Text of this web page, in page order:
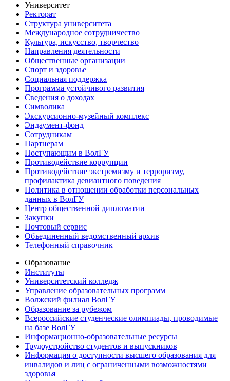
Университет
Ректорат
Структура университета
Международное сотрудничество
Культура, искусство, творчество
Направления деятельности
Общественные организации
Спорт и здоровье
Социальная поддержка
Программа устойчивого развития
Сведения о доходах
Символика
Экскурсионно-музейный комплекс
Эндаумент-фонд
Сотрудникам
Партнерам
Поступающим в ВолГУ
Противодействие коррупции
Противодействие экстремизму и терроризму,
профилактика девиантного поведения
Политика в отношении обработки персональных
данных в ВолГУ
Центр общественной дипломатии
Закупки
Почтовый сервис
Объединенный ведомственный архив
Телефонный справочник
Образование
Институты
Университетский колледж
Управление образовательных программ
Волжский филиал ВолГУ
Образование за рубежом
Всероссийские студенческие олимпиады, проводимые
на базе ВолГУ
Информационно-образовательные ресурсы
Трудоустройство студентов и выпускников
Информация о доступности высшего образования для
инвалидов и лиц с ограниченными возможностями
здоровья